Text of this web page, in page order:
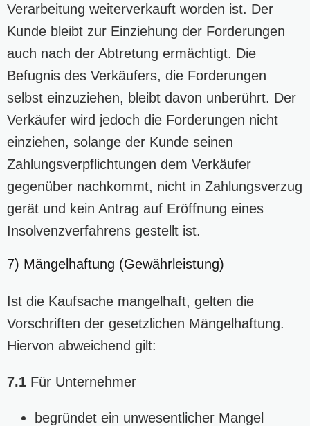
Verarbeitung weiterverkauft worden ist. Der
Kunde bleibt zur Einziehung der Forderungen
auch nach der Abtretung ermächtigt. Die
Befugnis des Verkäufers, die Forderungen
selbst einzuziehen, bleibt davon unberührt. Der
Verkäufer wird jedoch die Forderungen nicht
einziehen, solange der Kunde seinen
Zahlungsverpflichtungen dem Verkäufer
gegenüber nachkommt, nicht in Zahlungsverzug
gerät und kein Antrag auf Eröffnung eines
Insolvenzverfahrens gestellt ist.
7) Mängelhaftung (Gewährleistung)
Ist die Kaufsache mangelhaft, gelten die
Vorschriften der gesetzlichen Mängelhaftung.
Hiervon abweichend gilt:
7.1 Für Unternehmer
begründet ein unwesentlicher Mangel